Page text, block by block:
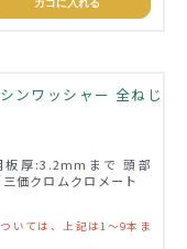
カゴに入れる
ンワッシャー 全ねじ
厚:3.2mmまで 頭部
価クロムクロメート
いては、上記は1～9本ま